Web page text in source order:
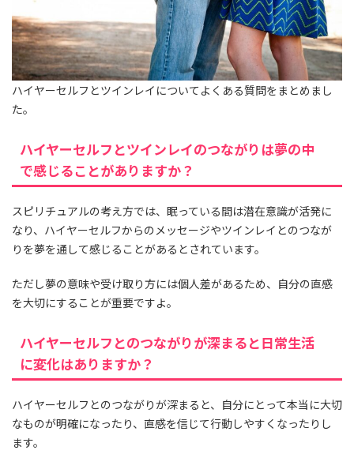
ハイヤーセルフとツインレイについてよくある質問をまとめまし
た。
ハイヤーセルフとツインレイのつながりは夢の中
で感じることがありますか？
スピリチュアルの考え方では、眠っている間は潜在意識が活発に
なり、ハイヤーセルフからのメッセージやツインレイとのつなが
りを夢を通して感じることがあるとされています。
ただし夢の意味や受け取り方には個人差があるため、自分の直感
を大切にすることが重要ですよ。
ハイヤーセルフとのつながりが深まると日常生活
に変化はありますか？
ハイヤーセルフとのつながりが深まると、自分にとって本当に大切
なものが明確になったり、直感を信じて行動しやすくなったりし
ます。